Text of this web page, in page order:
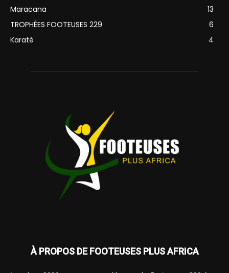
Maracana
13
TROPHÉES FOOTEUSES 229
6
Karaté
4
À PROPOS DE FOOTEUSES PLUS AFRICA